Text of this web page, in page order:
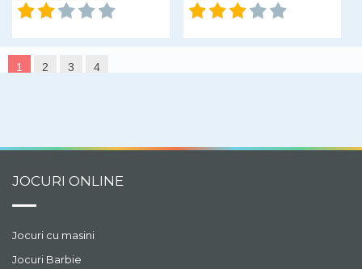
1 2 3 4
JOCURI ONLINE
Jocuri cu masini
Jocuri Barbie